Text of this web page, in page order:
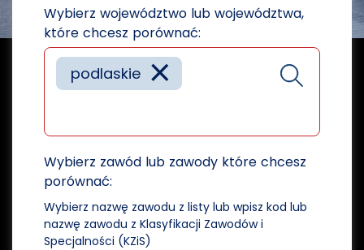
Wybierz województwo lub województwa,
które chcesz porównać:
×
podlaskie
Wybierz zawód lub zawody które chcesz
porównać:
Wybierz nazwę zawodu z listy lub wpisz kod lub
nazwę zawodu z Klasyfikacji Zawodów i
Specjalności (KZiS)